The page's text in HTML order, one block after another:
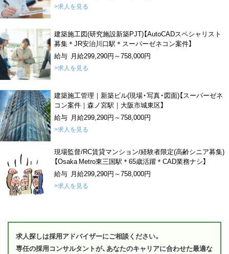
>求人を見る
建築施工図(研究施設新築PJT)【AutoCADスペシャリスト
募集＊JR安治川口駅＊スーパーゼネコン案件】
給与 月給299,290円～758,000円
>求人を見る
建築施工管理｜新築ビル(現場・写真・図面)【スーパーゼネ
コン案件｜森ノ宮駅｜大阪市城東区】
給与 月給299,290円～758,000円
>求人を見る
現場監督/RC賃貸マンション/経験者限定(高齢シニア募集)
【Osaka Metro東三国駅＊65歳活躍＊CAD業務ナシ】
給与 月給299,290円～758,000円
>求人を見る
求人探しは採用アドバイザーにご相談ください。
専任の採用コンサルタントが、あなたのキャリアに合わせた最適な